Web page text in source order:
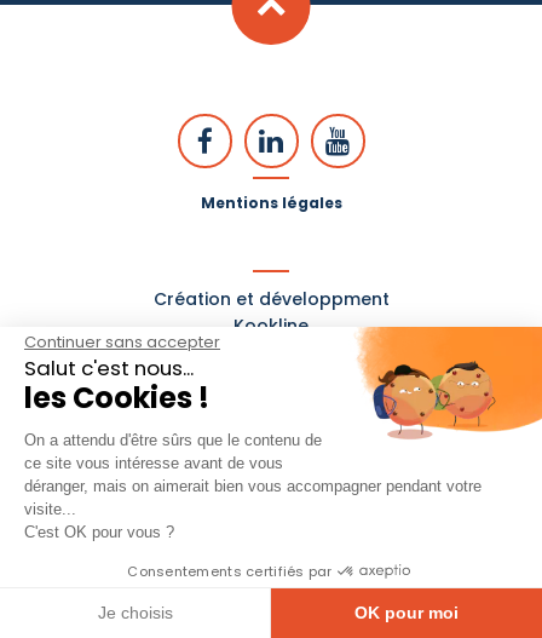
Mentions légales
Création et développment
Kookline
Continuer sans accepter
Salut c'est nous...
les Cookies !
On a attendu d'être sûrs que le contenu de
ce site vous intéresse avant de vous
déranger, mais on aimerait bien vous accompagner pendant votre
visite...
C'est OK pour vous ?
Consentements certifiés par
Je choisis OK pour moi